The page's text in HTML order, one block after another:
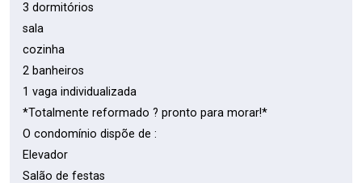
3 dormitórios
sala
cozinha
2 banheiros
1 vaga individualizada
*Totalmente reformado ? pronto para morar!*
O condomínio dispõe de :
Elevador
Salão de festas